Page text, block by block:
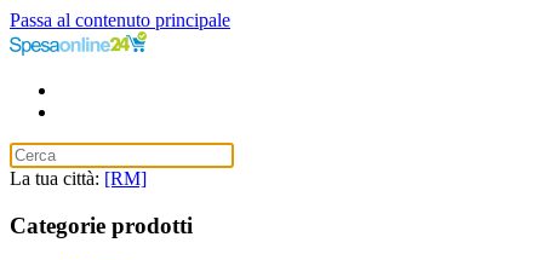
Passa al contenuto principale
La tua città: [RM]
Categorie prodotti